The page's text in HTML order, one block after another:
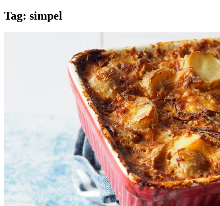
Tag: simpel